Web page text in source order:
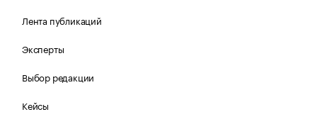
Лента публикаций
Эксперты
Выбор редакции
Кейсы